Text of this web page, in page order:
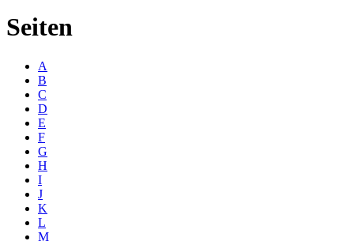
Seiten
A
B
C
D
E
F
G
H
I
J
K
L
M